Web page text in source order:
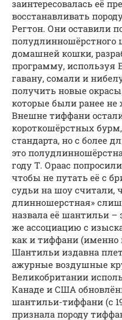
заинтересовалась её
восстанавливать
Регтон. Они оставили
полудлинношёрстного
домашней кошки,
программу, используя
гавану, сомали и
получить новые
которые были ранее
Внешне тиффани
короткошёрстных
стандарта, но с более
это
году Т. Ораас
чтобы не путать её с
судьи на шоу считали,
длинношерстная»
назвала её шантильи –
же ассоциацию с
как и тиффани (именно
Шантильи издавна
ажурные воздушные
Великобритании
Канаде и США
шантильи-тиффани (с
признала породу